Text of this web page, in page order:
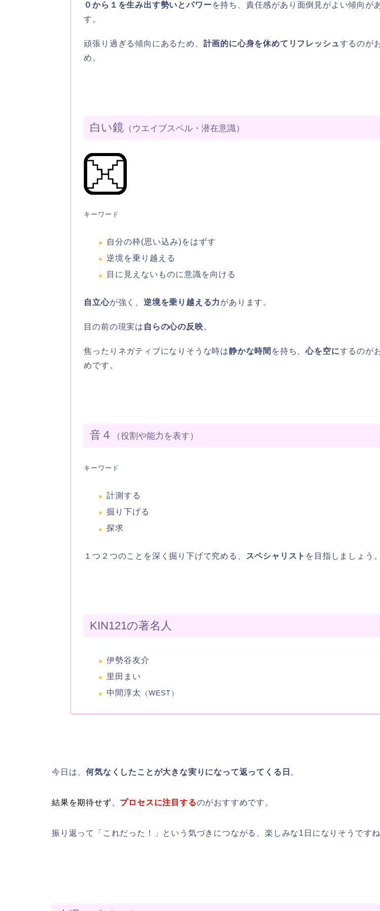
０から１を生み出す勢いとパワーを持ち、責任感があり面倒見がよい傾向が
す。
頑張り過ぎる傾向にあるため、 計画的に心身を休めてリフレッシュするのが
め。
白い鏡 （ウエイブスペル・潜在意識）
キーワード
自分の枠(思い込み)をはずす
逆境を乗り越える
目に見えないものに意識を向ける
自立心が強く、逆境を乗り越える力があります。
目の前の現実は 自らの心の反映。
焦ったりネガティブになりそうな時は静かな時間 を持ち、心を空にするのが
めです。
音４ （役割や能力を表す）
キーワード
計測する
掘り下げる
探求
１つ２つのことを深く掘り下げて究める、 スペシャリスト を目指しましょう。
KIN121の著名人
伊勢谷友介
里田まい
中間淳太
（WEST）
今日は、何気なくしたことが大きな実りになって返ってくる日 。
結果を期待せず、 プロセスに注目するのがおすすめです。
振り返って「これだった！」という気づきにつながる、楽しみな1日になりそうですね